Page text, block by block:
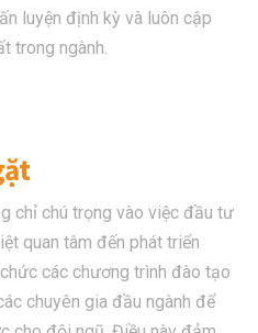
luyện định kỳ và luôn cập
trong ngành.
chỉ chú trọng vào việc đầu tư
quan tâm đến phát triển
các chương trình đào tạo
chuyên gia đầu ngành để